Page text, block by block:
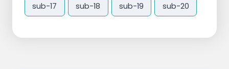
sub-17 sub-18 sub-19 sub-20